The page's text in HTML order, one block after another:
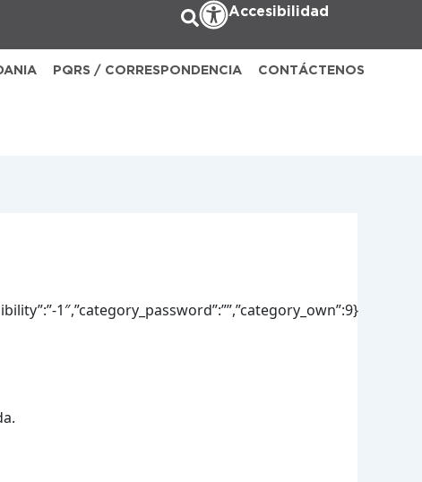
Accesibilidad
PQRS / CORRESPONDENCIA CONTÁCTENOS
1″,”category_password”:””,”category_own”:9}